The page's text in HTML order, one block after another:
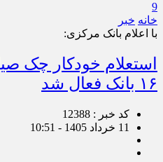
9
خانه خبر
با اعلام بانک مرکزی:
استعلام خودکار چک
۱۶ بانک فعال شد
کد خبر : 12388
11 خرداد 1405 - 10:51